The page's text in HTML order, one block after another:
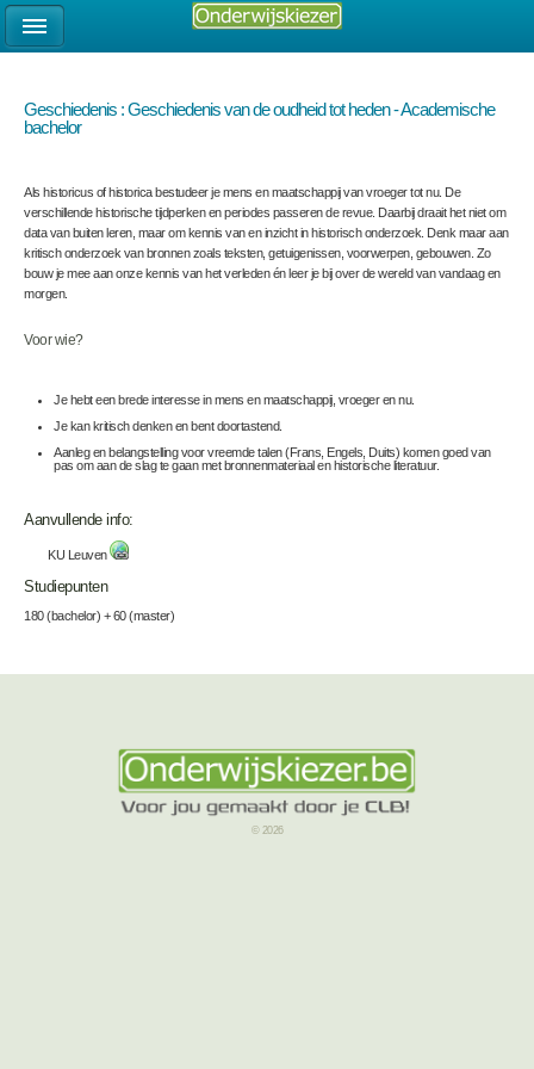
Geschiedenis : Geschiedenis van de oudheid tot heden - Academische
bachelor
Als historicus of historica bestudeer je mens en maatschappij van vroeger tot nu. De
verschillende historische tijdperken en periodes passeren de revue. Daarbij draait het niet om
data van buiten leren, maar om kennis van en inzicht in historisch onderzoek. Denk maar aan
kritisch onderzoek van bronnen zoals teksten, getuigenissen, voorwerpen, gebouwen. Zo
bouw je mee aan onze kennis van het verleden én leer je bij over de wereld van vandaag en
morgen.
Voor wie?
Je hebt een brede interesse in mens en maatschappij, vroeger en nu.
Je kan kritisch denken en bent doortastend.
Aanleg en belangstelling voor vreemde talen (Frans, Engels, Duits) komen goed van
pas om aan de slag te gaan met bronnenmateriaal en historische literatuur.
Aanvullende info:
KU Leuven
Studiepunten
180 (bachelor) + 60 (master)
© 2026